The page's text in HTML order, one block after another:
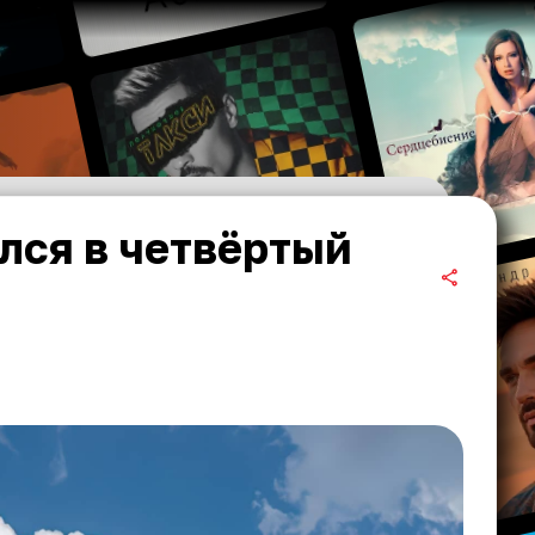
в четвёртый